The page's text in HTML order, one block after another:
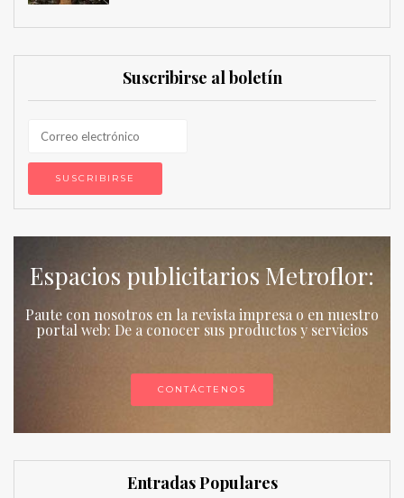
Suscribirse al boletín
Espacios publicitarios Metroflor:
Paute con nosotros en la revista impresa o en nuestro
portal web: De a conocer sus productos y servicios
CONTÁCTENOS
Entradas Populares